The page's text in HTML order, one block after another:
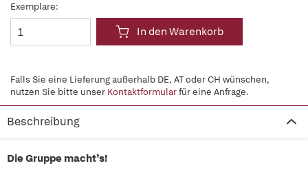
Exemplare:
In den Warenkorb
Falls Sie eine Lieferung außerhalb DE, AT oder CH wünschen,
nutzen Sie bitte unser Kontaktformularfür eine Anfrage.
Beschreibung
Die Gruppe macht’s!